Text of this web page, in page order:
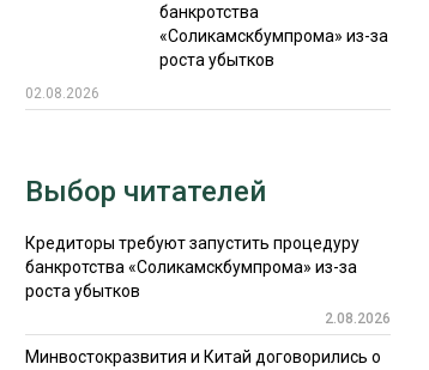
банкротства
«Соликамскбумпрома» из-за
роста убытков
02.08.2026
Выбор читателей
Кредиторы требуют запустить процедуру
банкротства «Соликамскбумпрома» из-за
роста убытков
2.08.2026
Минвостокразвития и Китай договорились о